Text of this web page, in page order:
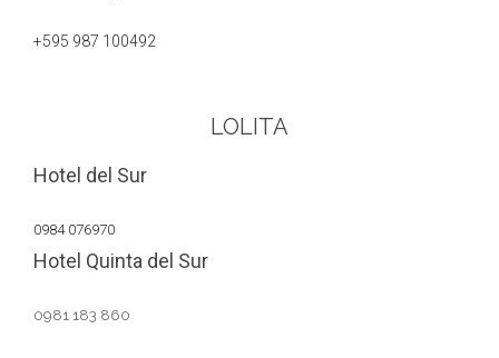
+595 987 100492
LOLITA
Hotel del Sur
0984 076970
Hotel Quinta del Sur
0981 183 860